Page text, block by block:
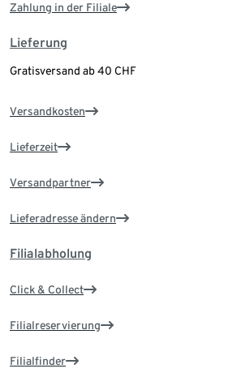
Zahlung in der Filiale
Lieferung
Gratisversand ab 40 CHF
Versandkosten
Lieferzeit
Versandpartner
Lieferadresse ändern
Filialabholung
Click & Collect
Filialreservierung
Filialfinder